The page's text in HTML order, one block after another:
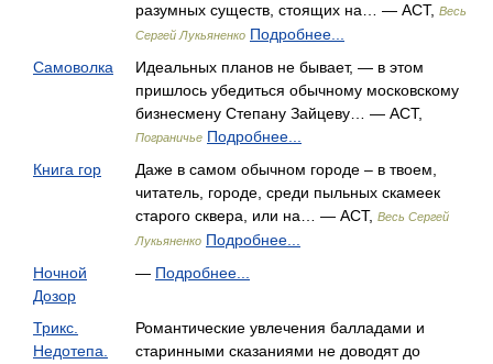
разумных существ, стоящих на… — АСТ, Весь
Сергей Лукьяненко Подробнее...
Самоволка
Идеальных планов не бывает, — в этом
пришлось убедиться обычному московскому
бизнесмену Степану Зайцеву… — АСТ,
Пограничье Подробнее...
Книга гор
Даже в самом обычном городе – в твоем,
читатель, городе, среди пыльных скамеек
старого сквера, или на… — АСТ, Весь Сергей
Лукьяненко Подробнее...
Ночной
Дозор
— Подробнее...
Трикс.
Недотепа.
Романтические увлечения балладами и
старинными сказаниями не доводят до